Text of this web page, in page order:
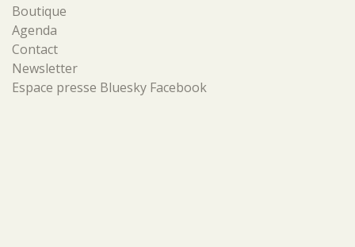
Boutique
Agenda
Contact
Newsletter
Espace presse Bluesky Facebook